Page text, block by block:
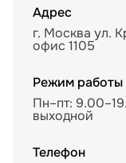
Адрес
г. Москва ул.
офис 1105
Режим работы
Пн–пт:
выходной
Телефон